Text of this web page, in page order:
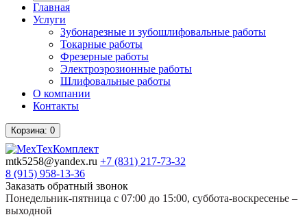
Главная
Услуги
Зубонарезные и зубошлифовальные работы
Токарные работы
Фрезерные работы
Электроэрозионные работы
Шлифовальные работы
О компании
Контакты
Корзина: 0
mtk5258@yandex.ru +7 (831) 217-73-32
8 (915) 958-13-36
Заказать обратный звонок
Понедельник-пятница с 07:00 до 15:00, суббота-воскресенье –
выходной